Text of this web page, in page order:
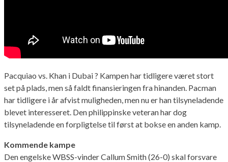
Pacquiao vs. Khan i Dubai ? Kampen har tidligere været stort
set på plads, men så faldt finansieringen fra hinanden. Pacman
har tidligere i år afvist muligheden, men nu er han tilsyneladende
blevet interesseret. Den philippinske veteran har dog
tilsyneladende en forpligtelse til først at bokse en anden kamp.
Kommende kampe
Den engelske WBSS-vinder Callum Smith (26-0) skal forsvare